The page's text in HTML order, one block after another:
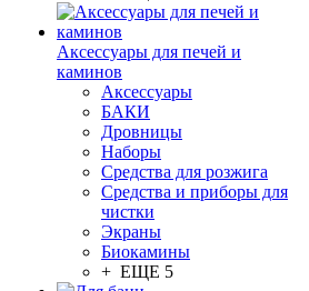
Аксессуары для печей и
каминов
Аксессуары
БАКИ
Дровницы
Наборы
Средства для розжига
Средства и приборы для
чистки
Экраны
Биокамины
+ ЕЩЕ 5